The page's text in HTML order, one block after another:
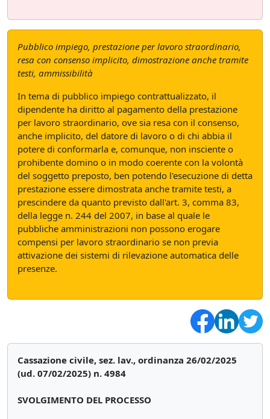
Pubblico impiego, prestazione per lavoro straordinario,
resa con consenso implicito, dimostrazione anche tramite
testi, ammissibilità
In tema di pubblico impiego contrattualizzato, il
dipendente ha diritto al pagamento della prestazione
per lavoro straordinario, ove sia resa con il consenso,
anche implicito, del datore di lavoro o di chi abbia il
potere di conformarla e, comunque, non insciente o
prohibente domino o in modo coerente con la volontà
del soggetto preposto, ben potendo l'esecuzione di detta
prestazione essere dimostrata anche tramite testi, a
prescindere da quanto previsto dall'art. 3, comma 83,
della legge n. 244 del 2007, in base al quale le
pubbliche amministrazioni non possono erogare
compensi per lavoro straordinario se non previa
attivazione dei sistemi di rilevazione automatica delle
presenze.
Cassazione civile, sez. lav., ordinanza 26/02/2025
(ud. 07/02/2025) n. 4984
SVOLGIMENTO DEL PROCESSO